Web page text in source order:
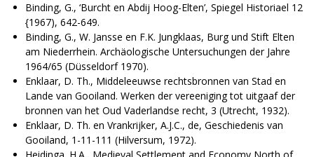
Binding, G., ‘Burcht en Abdij Hoog-Elten’, Spiegel Historiael 12
{1967), 642-649.
Binding, G., W. Jansse en F.K. Jungklaas, Burg und Stift Elten
am Niederrhein. Archäologische Untersuchungen der Jahre
1964/65 (Düsseldorf 1970).
Enklaar, D. Th., Middeleeuwse rechtsbronnen van Stad en
Lande van Gooiland. Werken der vereeniging tot uitgaaf der
bronnen van het Oud Vaderlandse recht, 3 (Utrecht, 1932).
Enklaar, D. Th. en Vrankrijker, A.J.C., de, Geschiedenis van
Gooiland, 1-11-111 (Hilversum, 1972).